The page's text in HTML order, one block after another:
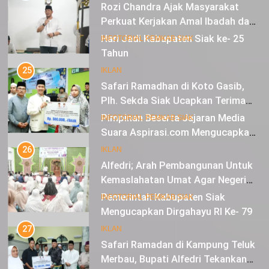
Hari Jadi Kabupaten Siak ke- 25
Tahun
IKLAN
12
Pimpinan Beserta Jajaran Media
Suara Aspirasi.com Mengucapkan
Selamat HUT RI Ke-79
IKLAN
13
Pemerintah Kabupaten Siak
Mengucapkan Dirgahayu RI Ke- 79
IKLAN
14
Perkuat Kerjakan Amal Ibadah dan
Jaga Solidaritas Agar Aman,
Damai dan Diberkahi
INFOTORIAL PEMKAB SIAK
25
Safari Ramadhan di Koto Gasib,
Plh. Sekda Siak Ucapkan Terima
Kasih Atas Bantuan Untuk Warga
INFOTORIAL PEMKAB SIAK
26
Alfedri; Arah Pembangunan Untuk
Kemaslahatan Umat Agar Negeri
Mendapat Berkah
INFOTORIAL PEMKAB SIAK
27
Safari Ramadan di Kampung Teluk
Merbau, Bupati Alfedri Tekankan
Pentingnya Zakat
INFOTORIAL PEMKAB SIAK